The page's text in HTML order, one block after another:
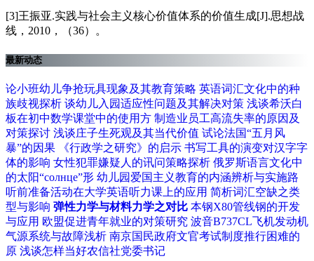
[3]王振亚.实践与社会主义核心价值体系的价值生成[J].思想战
线，2010，（36）。
最新动态
论小班幼儿争抢玩具现象及其教育策略 英语词汇文化中的种
族歧视探析 谈幼儿入园适应性问题及其解决对策 浅谈希沃白
板在初中数学课堂中的使用方 制造业员工高流失率的原因及
对策探讨 浅谈庄子生死观及其当代价值 试论法国“五月风
暴”的因果
《行政学之研究》的启示 书写工具的演变对汉字字
体的影响 女性犯罪嫌疑人的讯问策略探析 俄罗斯语言文化中
的太阳“солнце”形 幼儿园爱国主义教育的内涵辨析与实施路
听前准备活动在大学英语听力课上的应用 简析词汇空缺之类
型与影响 弹性力学与材料力学之对比 本钢X80管线钢的开发
与应用 欧盟促进青年就业的对策研究 波音B737CL飞机发动机
气源系统与故障浅析 南京国民政府文官考试制度推行困难的
原 浅谈怎样当好农信社党委书记